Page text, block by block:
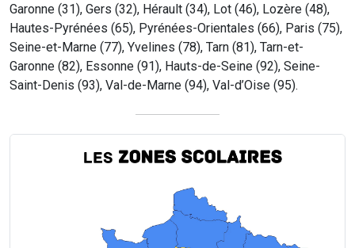
Garonne (31), Gers (32), Hérault (34), Lot (46), Lozère (48),
Hautes-Pyrénées (65), Pyrénées-Orientales (66), Paris (75),
Seine-et-Marne (77), Yvelines (78), Tarn (81), Tarn-et-
Garonne (82), Essonne (91), Hauts-de-Seine (92), Seine-
Saint-Denis (93), Val-de-Marne (94), Val-d’Oise (95).